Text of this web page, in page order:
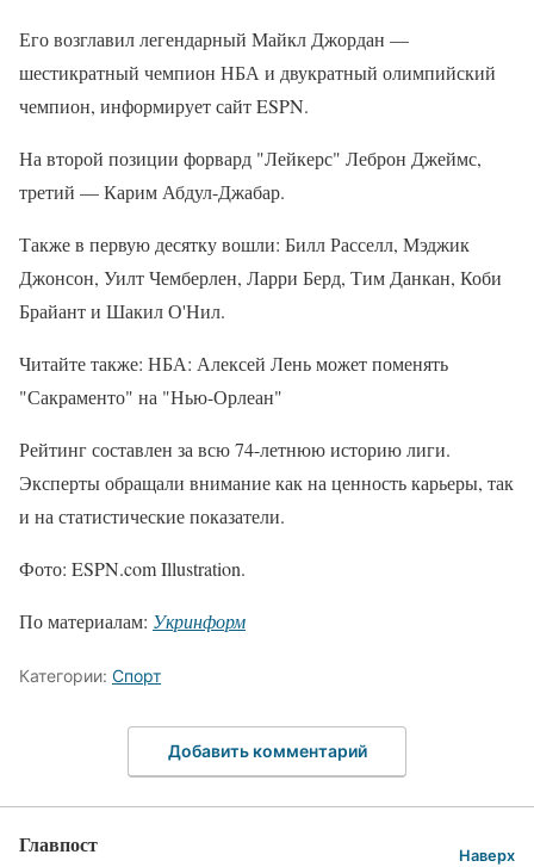
Его возглавил легендарный Майкл Джордан —
шестикратный чемпион НБА и двукратный олимпийский
чемпион, информирует сайт ESPN.
На второй позиции форвард "Лейкерс" Леброн Джеймс,
третий — Карим Абдул-Джабар.
Также в первую десятку вошли: Билл Расселл, Мэджик
Джонсон, Уилт Чемберлен, Ларри Берд, Тим Данкан, Коби
Брайант и Шакил О'Нил.
Читайте также: НБА: Алексей Лень может поменять
"Сакраменто" на "Нью-Орлеан"
Рейтинг составлен за всю 74-летнюю историю лиги.
Эксперты обращали внимание как на ценность карьеры, так
и на статистические показатели.
Фото: ESPN.com Illustration.
По материалам: Укринформ
Категории: Спорт
Добавить комментарий
Главпост Наверх